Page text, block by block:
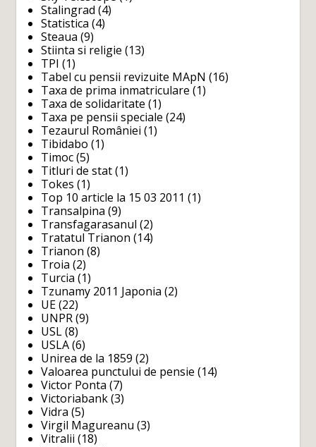
Stalingrad (4)
Statistica (4)
Steaua (9)
Stiinta si religie (13)
TPI (1)
Tabel cu pensii revizuite MApN (16)
Taxa de prima inmatriculare (1)
Taxa de solidaritate (1)
Taxa pe pensii speciale (24)
Tezaurul României (1)
Tibidabo (1)
Timoc (5)
Titluri de stat (1)
Tokes (1)
Top 10 article la 15 03 2011 (1)
Transalpina (9)
Transfagarasanul (2)
Tratatul Trianon (14)
Trianon (8)
Troia (2)
Turcia (1)
Tzunamy 2011 Japonia (2)
UE (22)
UNPR (9)
USL (8)
USLA (6)
Unirea de la 1859 (2)
Valoarea punctului de pensie (14)
Victor Ponta (7)
Victoriabank (3)
Vidra (5)
Virgil Magureanu (3)
Vitralii (18)